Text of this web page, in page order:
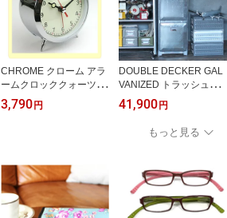
大容量 スリム キッチン
CHROME クローム アラ
ームクロッククォーツ 置
き時計 置時計 目覚まし
時計 目覚し時計 アラー
アナログ ベル音 DULTO
N ダルトン 100-053Q
3,790 円
DOUBLE DECKER GAL
VANIZED トラッシュカ
ン ダブルデッカー 送料
無料ゴミ箱 スタイリッシ
ュ 清潔 ダストボックス
キッチンゴミ箱 ゴミバコ
41,900 円
もっと見る